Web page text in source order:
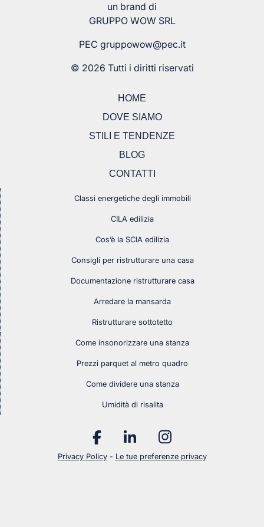
un brand di
GRUPPO WOW SRL
PEC gruppowow@pec.it
© 2026 Tutti i diritti riservati
HOME
DOVE SIAMO
STILI E TENDENZE
BLOG
CONTATTI
Classi energetiche degli immobili
CILA edilizia
Cos’è la SCIA edilizia
Consigli per ristrutturare una casa
Documentazione ristrutturare casa
Arredare la mansarda
Ristrutturare sottotetto
Come insonorizzare una stanza
Prezzi parquet al metro quadro
Come dividere una stanza
Umidità di risalita
Privacy Policy- Le tue preferenze privacy